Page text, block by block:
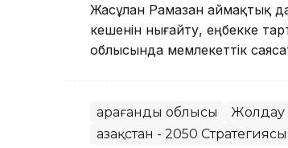
Жасұлан Рамазан аймақтық
кешенін нығайту, еңбекке
облысында мемлекеттік
Қарағанды облысы Жолдау
Қазақстан - 2050 Стратегиясы